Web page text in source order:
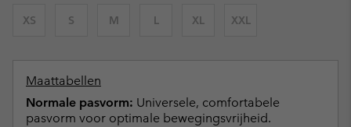
XS S M L XL XXL
Maattabellen
Normale pasvorm: Universele, comfortabele
pasvorm voor optimale bewegingsvrijheid.